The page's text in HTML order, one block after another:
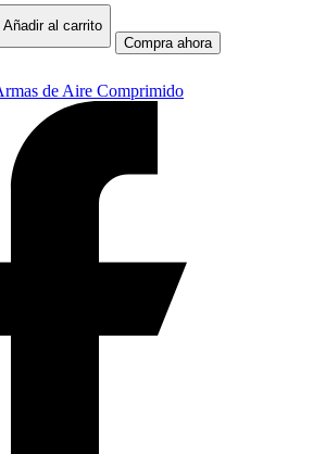
y Valvulas
Añadir al carrito
Compra ahora
de Aire Comprimido